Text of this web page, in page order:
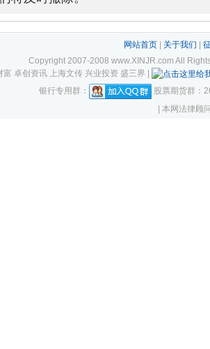
网站首页| 关于我们
Copyright 2007-2008 www.XINJR.com All
卓创资讯 上海文传 兴业投资 盛三界 |
银行专用群：
股票期货群：
| 本网法律顾